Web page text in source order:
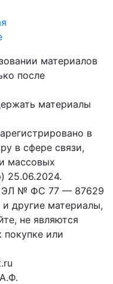
материалов
после
материалы
в
в сфере связи,
массовых
25.06.2024.
ЭЛ № ФС 77 — 87629
другие материалы,
не являются
или